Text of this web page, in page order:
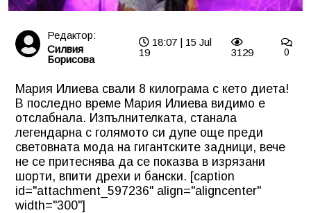
Редактор:
Силвия
Борисова
18:07 | 15 Jul
19
3129 0
Мария Илиева свали 8 килограма с кето диета!
В последно време Мария Илиева видимо е
отслабнала. Изпълнителката, станала
легендарна с голямото си дупе още преди
световната мода на гигантските задници, вече
не се притеснява да се показва в изрязани
шорти, впити дрехи и бански. [caption
id="attachment_597236" align="aligncenter"
width="300"]